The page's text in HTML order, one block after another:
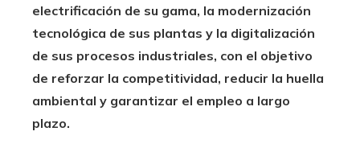
electrificación de su gama, la modernización
tecnológica de sus plantas y la digitalización
de sus procesos industriales, con el objetivo
de reforzar la competitividad, reducir la huella
ambiental y garantizar el empleo a largo
plazo.